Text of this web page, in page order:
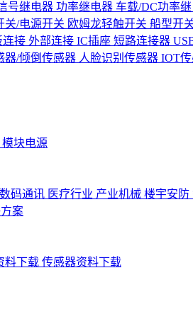
号继电器 功率继电器 车载/DC功率
关/电源开关 欧姆龙轻触开关 船型开
连接 外部连接 IC插座 短路连接器
器/倾倒传感器 人脸识别传感器 IOT
模块电源
数码通讯 医疗行业 产业机械 楼宇安防
案
料下载 传感器资料下载